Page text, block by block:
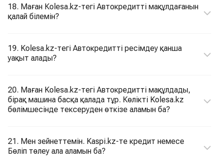
18. Маған Кolesa.kz-тегі Автокредитті мақұлдағанын
қалай білемін?
19. Kolesa.kz-тегі Автокредитті ресімдеу қанша
уақыт алады?
20. Маған Kolesa.kz-тегі Автокредитті мақұлдады,
бірақ машина басқа қалада тұр. Көлікті Kolesa.kz
бөлімшесінде тексеруден өткізе аламын ба?
21. Мен зейнеттемін. Kaspi.kz-те кредит немесе
Бөліп төлеу ала аламын ба?